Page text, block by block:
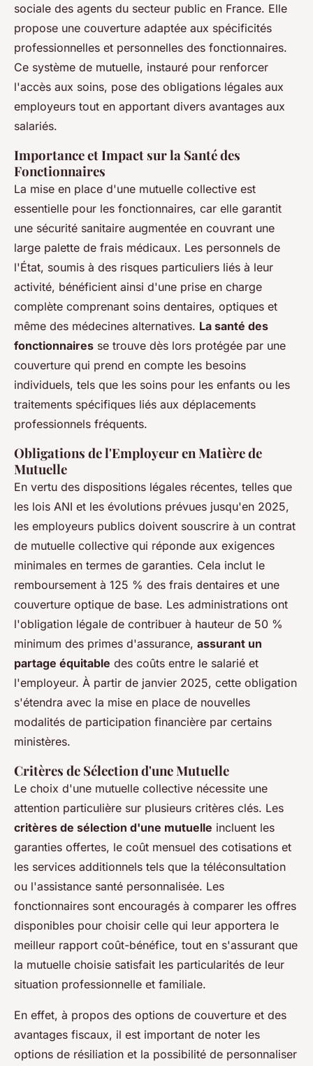
sociale des agents du secteur public en France. Elle
propose une couverture adaptée aux spécificités
professionnelles et personnelles des fonctionnaires.
Ce système de mutuelle, instauré pour renforcer
l'accès aux soins, pose des obligations légales aux
employeurs tout en apportant divers avantages aux
salariés.
Importance et Impact sur la Santé des
Fonctionnaires
La mise en place d'une mutuelle collective est
essentielle pour les fonctionnaires, car elle garantit
une sécurité sanitaire augmentée en couvrant une
large palette de frais médicaux. Les personnels de
l'État, soumis à des risques particuliers liés à leur
activité, bénéficient ainsi d'une prise en charge
complète comprenant soins dentaires, optiques et
même des médecines alternatives. La santé des
fonctionnaires se trouve dès lors protégée par une
couverture qui prend en compte les besoins
individuels, tels que les soins pour les enfants ou les
traitements spécifiques liés aux déplacements
professionnels fréquents.
Obligations de l'Employeur en Matière de
Mutuelle
En vertu des dispositions légales récentes, telles que
les lois ANI et les évolutions prévues jusqu'en 2025,
les employeurs publics doivent souscrire à un contrat
de mutuelle collective qui réponde aux exigences
minimales en termes de garanties. Cela inclut le
remboursement à 125 % des frais dentaires et une
couverture optique de base. Les administrations ont
l'obligation légale de contribuer à hauteur de 50 %
minimum des primes d'assurance, assurant un
partage équitable des coûts entre le salarié et
l'employeur. À partir de janvier 2025, cette obligation
s'étendra avec la mise en place de nouvelles
modalités de participation financière par certains
ministères.
Critères de Sélection d'une Mutuelle
Le choix d'une mutuelle collective nécessite une
attention particulière sur plusieurs critères clés. Les
critères de sélection d'une mutuelle incluent les
garanties offertes, le coût mensuel des cotisations et
les services additionnels tels que la téléconsultation
ou l'assistance santé personnalisée. Les
fonctionnaires sont encouragés à comparer les offres
disponibles pour choisir celle qui leur apportera le
meilleur rapport coût-bénéfice, tout en s'assurant que
la mutuelle choisie satisfait les particularités de leur
situation professionnelle et familiale.
En effet, à propos des options de couverture et des
avantages fiscaux, il est important de noter les
options de résiliation et la possibilité de personnaliser